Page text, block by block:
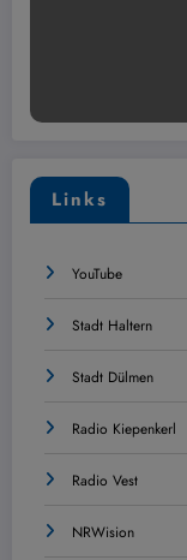
Links
YouTube
Stadt Haltern
Stadt Dülmen
Radio Kiepenkerl
Radio Vest
NRWision